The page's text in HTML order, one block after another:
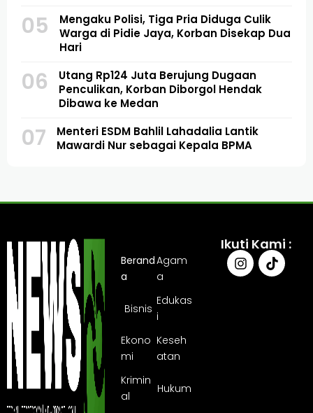
05
Mengaku Polisi, Tiga Pria Diduga Culik
Warga di Pidie Jaya, Korban Disekap Dua
Hari
06
Utang Rp124 Juta Berujung Dugaan
Penculikan, Korban Diborgol Hendak
Dibawa ke Medan
07
Menteri ESDM Bahlil Lahadalia Lantik
Mawardi Nur sebagai Kepala BPMA
Berand
a
Agam
a
Bisnis
Edukas
i
Ekono
mi
Keseh
atan
Krimin
al
Hukum
Ikuti Kami :